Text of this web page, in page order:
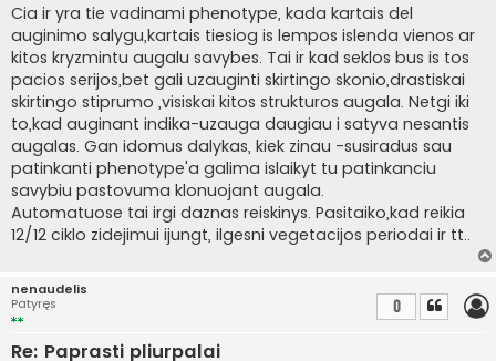
Cia ir yra tie vadinami phenotype, kada kartais del
auginimo salygu,kartais tiesiog is lempos islenda vienos ar
kitos kryzmintu augalu savybes. Tai ir kad seklos bus is tos
pacios serijos,bet gali uzauginti skirtingo skonio,drastiskai
skirtingo stiprumo ,visiskai kitos strukturos augala. Netgi iki
to,kad auginant indika-uzauga daugiau i satyva nesantis
augalas. Gan idomus dalykas, kiek zinau -susiradus sau
patinkanti phenotype'a galima islaikyt tu patinkanciu
savybiu pastovuma klonuojant augala.
Automatuose tai irgi daznas reiskinys. Pasitaiko,kad reikia
12/12 ciklo zidejimui ijungt, ilgesni vegetacijos periodai ir tt..
nenaudelis
Patyręs
Re: Paprasti pliurpalai
0